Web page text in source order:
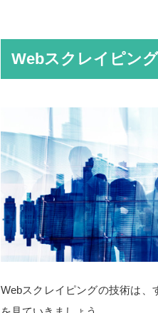
Webスクレイピン
Webスクレイピングの技術は、